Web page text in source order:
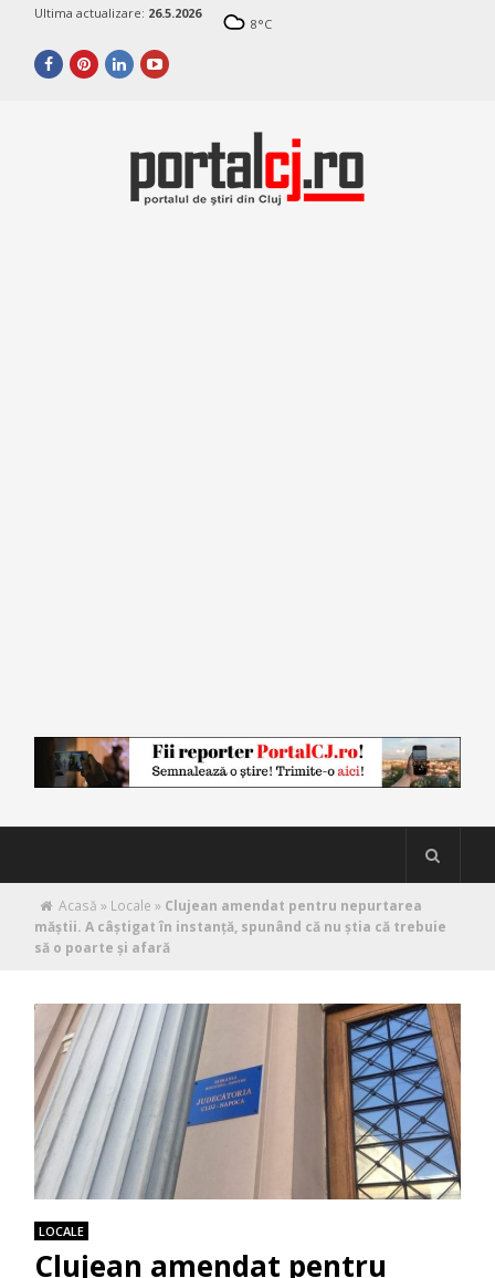
Ultima actualizare: 26.5.2026
8°C
Acasă » Locale » Clujean amendat pentru nepurtarea
măștii. A câștigat în instanță, spunând că nu știa că trebuie
să o poarte și afară
LOCALE
Clujean amendat pentru